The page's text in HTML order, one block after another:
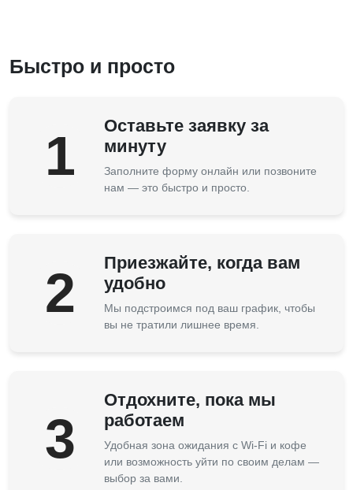
Быстро и просто
1
Оставьте заявку за
минуту
Заполните форму онлайн или позвоните
нам — это быстро и просто.
2
Приезжайте, когда вам
удобно
Мы подстроимся под ваш график, чтобы
вы не тратили лишнее время.
3
Отдохните, пока мы
работаем
Удобная зона ожидания с Wi-Fi и кофе
или возможность уйти по своим делам —
выбор за вами.